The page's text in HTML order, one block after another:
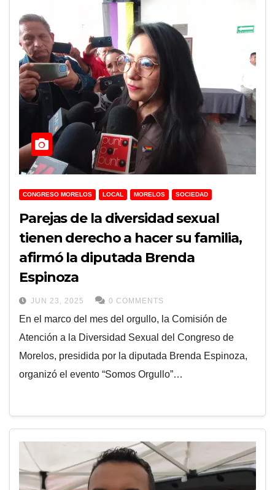
CONGRESO MORELOS LOCAL MORELOS SOCIEDAD
Parejas de la diversidad sexual
tienen derecho a hacer su familia,
afirmó la diputada Brenda
Espinoza
JUN 23, 2025 0 COMMENTS
En el marco del mes del orgullo, la Comisión de
Atención a la Diversidad Sexual del Congreso de
Morelos, presidida por la diputada Brenda Espinoza,
organizó el evento “Somos Orgullo”…